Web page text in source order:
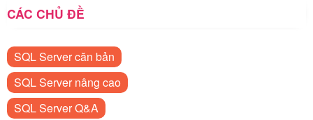
CÁC CHỦ ĐỀ
SQL Server căn bản
SQL Server nâng cao
SQL Server Q&A